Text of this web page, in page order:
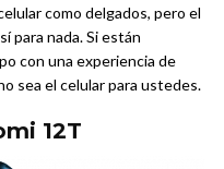
como delgados, pero el
para nada. Si están
con una experiencia de
sea el celular para ustedes.
12T